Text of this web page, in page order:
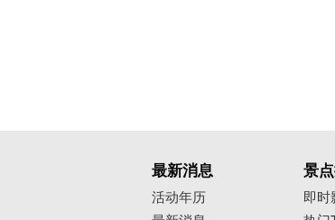
最新消息
活动年历
景
即时